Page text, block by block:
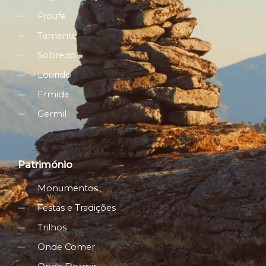
kFroufe
Tamente
Sobredo
Lourido
Ermida
Germil
Património
Monumentos
Festas e Tradições
Trilhos
Onde Comer